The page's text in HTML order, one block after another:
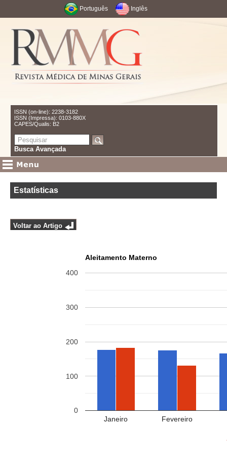
Português Inglês
ISSN (on-line): 2238-3182
ISSN (Impressa): 0103-880X
CAPES/Qualis: B2
Busca Avançada
Estatísticas
Voltar ao Artigo
Aleitamento Materno
Janeiro Fevereiro
0
100
200
300
400